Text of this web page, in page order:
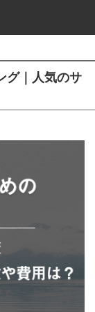
グ｜人気のサ